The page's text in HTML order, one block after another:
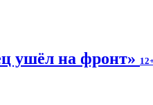
ушёл на фронт»